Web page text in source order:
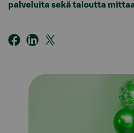
palveluita sekä taloutta